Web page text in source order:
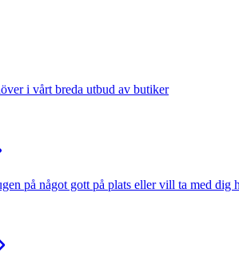
i vårt breda utbud av butiker
på något gott på plats eller vill ta med dig